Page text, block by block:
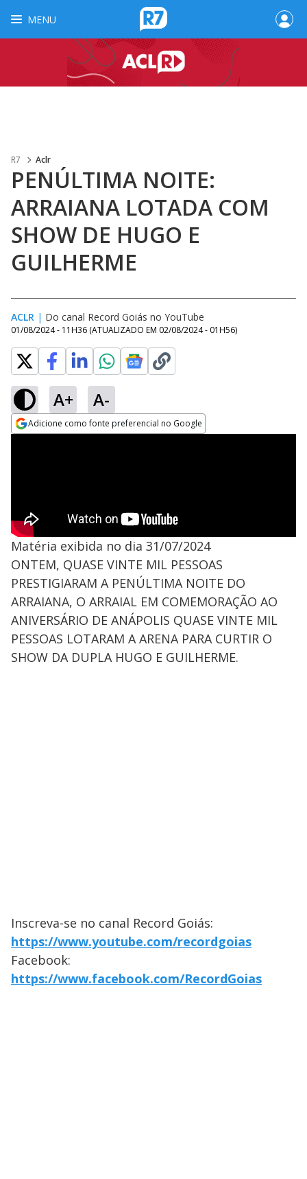
MENU
R7 Aclr
PENÚLTIMA NOITE:
ARRAIANA LOTADA COM
SHOW DE HUGO E
GUILHERME
ACLR | Do canal Record Goiás no YouTube
01/08/2024 - 11H36 (ATUALIZADO EM 02/08/2024 - 01H56)
A+ A-
Adicione como fonte preferencial no Google
Matéria exibida no dia 31/07/2024
ONTEM, QUASE VINTE MIL PESSOAS
PRESTIGIARAM A PENÚLTIMA NOITE DO
ARRAIANA, O ARRAIAL EM COMEMORAÇÃO AO
ANIVERSÁRIO DE ANÁPOLIS QUASE VINTE MIL
PESSOAS LOTARAM A ARENA PARA CURTIR O
SHOW DA DUPLA HUGO E GUILHERME.
Inscreva-se no canal Record Goiás:
https://www.youtube.com/recordgoias
Facebook:
https://www.facebook.com/RecordGoias